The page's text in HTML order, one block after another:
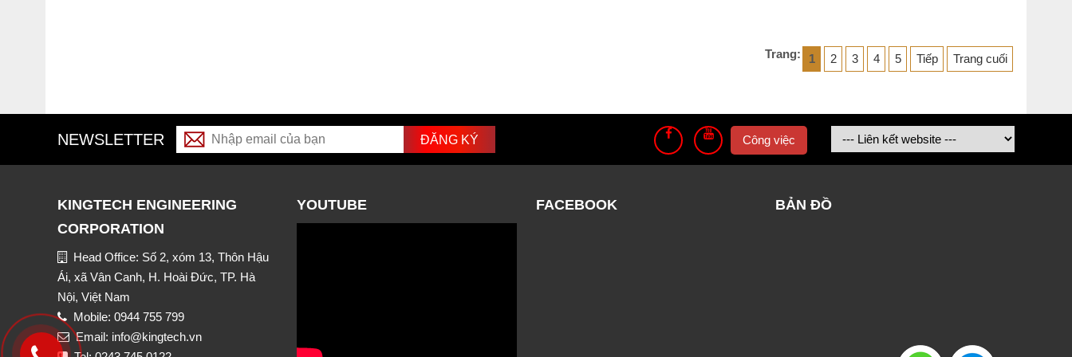
Trang: 1 2 3 4 5 Tiếp Trang cuối
NEWSLETTER Công việc
KINGTECH ENGINEERING
CORPORATION
Head Office: Số 2, xóm 13, Thôn Hậu
Ái, xã Vân Canh, H. Hoài Đức, TP. Hà
Nội, Việt Nam
Mobile: 0944 755 799
Email: info@kingtech.vn
YOUTUBE FACEBOOK BẢN ĐỒ